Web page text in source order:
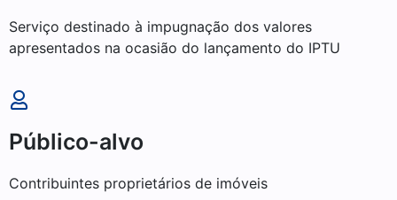
Serviço destinado à impugnação dos valores
apresentados na ocasião do lançamento do IPTU
Público-alvo
Contribuintes proprietários de imóveis